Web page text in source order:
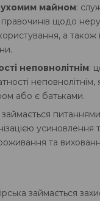
майном:
щодо
а також
неповнолітнім:
неповнолітнім,
або є батьками​​.
питаннями
усиновлення
та
займається